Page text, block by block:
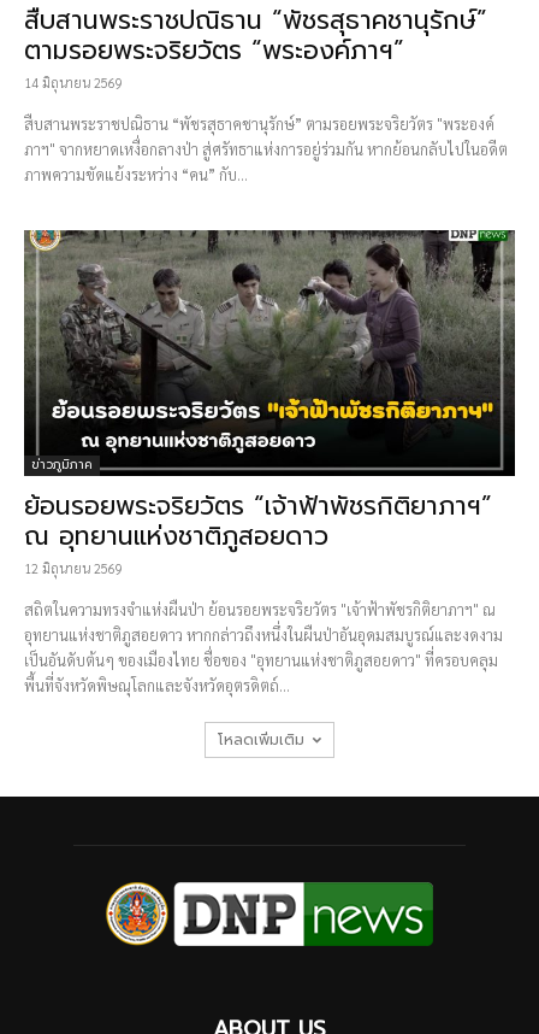
สืบสานพระราชปณิธาน “พัชรสุธาคชานุรักษ์”
ตามรอยพระจริยวัตร “พระองค์ภาฯ”
14 มิถุนายน 2569
สืบสานพระราชปณิธาน “พัชรสุธาคชานุรักษ์” ตามรอยพระจริยวัตร "พระองค์
ภาฯ" จากหยาดเหงื่อกลางป่า สู่ศรัทธาแห่งการอยู่ร่วมกัน หากย้อนกลับไปในอดีต
ภาพความขัดแย้งระหว่าง “คน” กับ...
ข่าวภูมิภาค
ย้อนรอยพระจริยวัตร “เจ้าฟ้าพัชรกิติยาภาฯ”
ณ อุทยานแห่งชาติภูสอยดาว
12 มิถุนายน 2569
สถิตในความทรงจำแห่งผืนป่า ย้อนรอยพระจริยวัตร "เจ้าฟ้าพัชรกิติยาภาฯ" ณ
อุทยานแห่งชาติภูสอยดาว หากกล่าวถึงหนึ่งในผืนป่าอันอุดมสมบูรณ์และงดงาม
เป็นอันดับต้นๆ ของเมืองไทย ชื่อของ "อุทยานแห่งชาติภูสอยดาว" ที่ครอบคลุม
พื้นที่จังหวัดพิษณุโลกและจังหวัดอุตรดิตถ์...
โหลดเพิ่มเติม